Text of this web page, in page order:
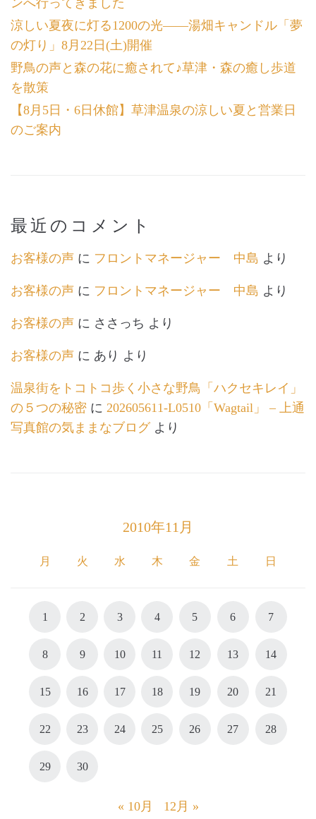
ンへ行ってきました
涼しい夏夜に灯る1200の光――湯畑キャンドル「夢
の灯り」8月22日(土)開催
野鳥の声と森の花に癒されて♪草津・森の癒し歩道
を散策
【8月5日・6日休館】草津温泉の涼しい夏と営業日
のご案内
最近のコメント
お客様の声 に フロントマネージャー 中島 より
お客様の声 に フロントマネージャー 中島 より
お客様の声 に ささっち より
お客様の声 に あり より
温泉街をトコトコ歩く小さな野鳥「ハクセキレイ」
の５つの秘密 に 202605611-L0510「Wagtail」 – 上通
写真館の気ままなブログより
2010年11月
月 火 水 木 金 土 日
1 2 3 4 5 6 7
8 9 10 11 12 13 14
15 16 17 18 19 20 21
22 23 24 25 26 27 28
29 30
« 10月 12月 »